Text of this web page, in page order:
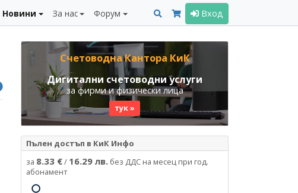
Новини За нас Форум Вход
Счетоводна Кантора КиК
Дигитални счетоводни услуги
за фирми и физически лица
тук »
Пълен достъп в КиК Инфо
за 8.33 €/ 16.29 лв. без ДДС на месец при год.
абонамент